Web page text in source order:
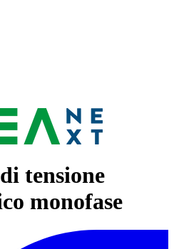
tensione
monofase